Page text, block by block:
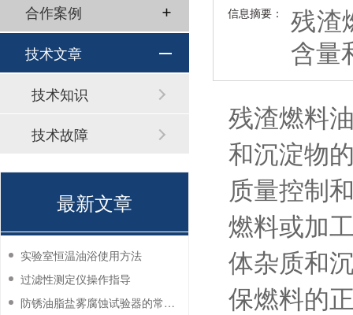
信息摘要：
残渣
含量
残渣燃料
和沉淀物
质量控制
燃料或加
体杂质和
保燃料的
合作案例
技术文章
技术知识
技术故障
最新文章
实验室恒温油浴使用方法
过滤性测定仪操作指导
防锈油脂盐雾腐蚀试验器的常见故障与解决方法